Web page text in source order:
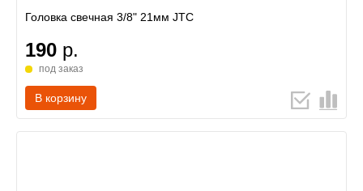
Головка свечная 3/8" 21мм JTC
190 р.
под заказ
В корзину